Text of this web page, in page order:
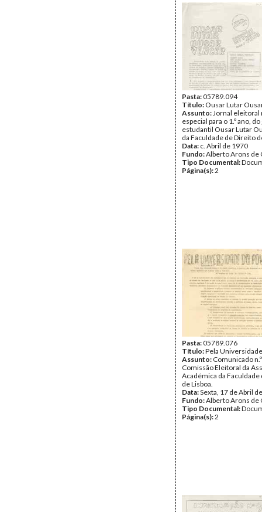
Pasta:05789.094
Título: Ousar Lutar
Assunto:Jornal eleitoral
especial para o 1.º ano,
estudantil Ousar Lutar
da Faculdade de Direito
Data: c. Abril de 1970
Fundo:Alberto Arons de
Tipo Documental:
Página(s):2
Pasta:05789.076
Título:Pela
Assunto: Comunicado
Comissão Eleitoral da
Académica da
de Lisboa.
Data:Sexta, 17 de Abril
Fundo:Alberto Arons de
Tipo Documental:
Página(s):2